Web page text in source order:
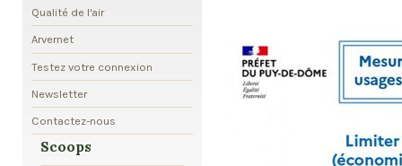
Qualité de l'air
Arvernet
Testez votre connexion
Newsletter
Contactez-nous
Scoops